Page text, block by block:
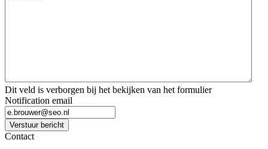
Dit veld is verborgen bij het bekijken van het formulier
Notification email
Verstuur bericht
Contact